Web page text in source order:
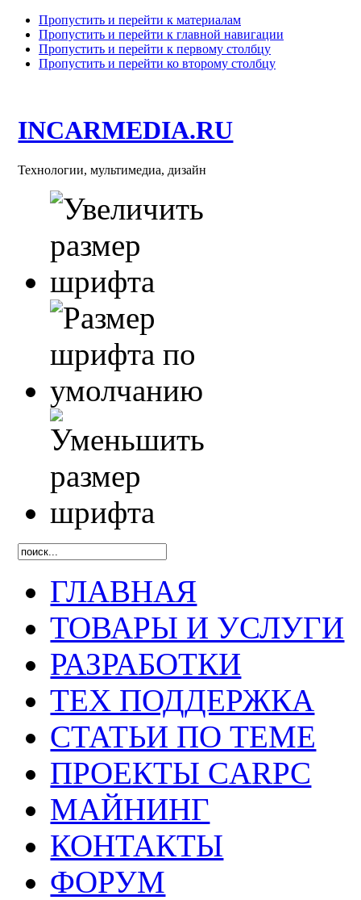
Пропустить и перейти к материалам
Пропустить и перейти к главной навигации
Пропустить и перейти к первому столбцу
Пропустить и перейти ко второму столбцу
INCARMEDIA.RU
Технологии, мультимедиа, дизайн
ГЛАВНАЯ
ТОВАРЫ И УСЛУГИ
РАЗРАБОТКИ
ТЕХ ПОДДЕРЖКА
СТАТЬИ ПО ТЕМЕ
ПРОЕКТЫ CARPC
МАЙНИНГ
КОНТАКТЫ
ФОРУМ